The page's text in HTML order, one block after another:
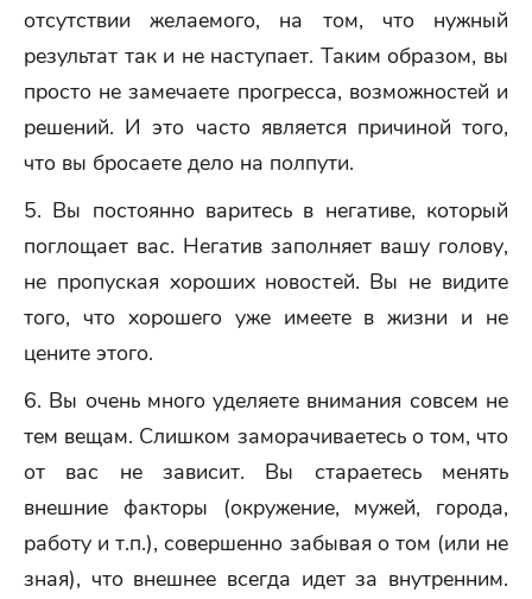
отсутствии желаемого, на том, что нужный
результат так и не наступает. Таким образом, вы
просто не замечаете прогресса, возможностей и
решений. И это часто является причиной того,
что вы бросаете дело на полпути.
5. Вы постоянно варитесь в негативе, который
поглощает вас. Негатив заполняет вашу голову,
не пропуская хороших новостей. Вы не видите
того, что хорошего уже имеете в жизни и не
цените этого.
6. Вы очень много уделяете внимания совсем не
тем вещам. Слишком заморачиваетесь о том, что
от вас не зависит. Вы стараетесь менять
внешние факторы (окружение, мужей, города,
работу и т.п.), совершенно забывая о том (или не
зная), что внешнее всегда идет за внутренним.